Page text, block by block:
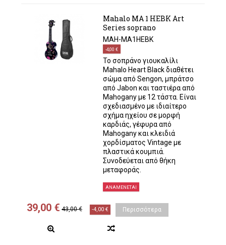
Mahalo MA 1 HEBK Art
Series soprano
MAH-MA1HEBK
-4,00 €
Το σοπράνο γιουκαλίλι
Mahalo Heart Black διαθέτει
σώμα από Sengon, μπράτσο
από Jabon και ταστιέρα από
Mahogany με 12 τάστα. Είναι
σχεδιασμένο με ιδιαίτερο
σχήμα ηχείου σε μορφή
καρδιάς, γέφυρα από
Mahogany και κλειδιά
χορδίσματος Vintage με
πλαστικά κουμπιά.
Συνοδεύεται από θήκη
μεταφοράς.
ΑΝΑΜΈΝΕΤΑΙ
39,00 € 43,00 € -4,00 € Περισσότερα